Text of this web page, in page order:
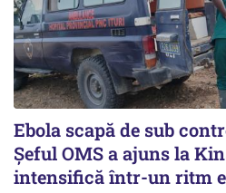
Ebola scapă de sub
Șeful OMS a ajuns la
intensifică într-un ritm